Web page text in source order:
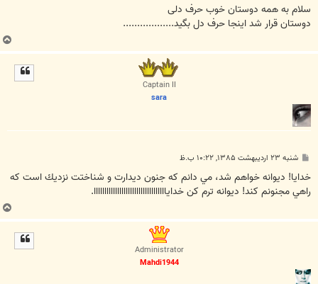
ت
سلام به همه دوستان خوب حرف دلی
دوستان قرار شد اینجا حرف دل بگید..................
ب
ا
Captain II
sara
پ
ت
شنبه ۲۳ اردیبهشت ۱۳۸۵, ۱۰:۲۲ ب.ظ
خدايا! ديوانه خواهم شد، مي دانم كه جنون ديدارت و شناختت نزديك است كه
راهي مجنونم كند! ديوانه ترم كن خداياااااااااااااااااااااااااااااااااا.
ب
ا
Administrator
Mahdi1944